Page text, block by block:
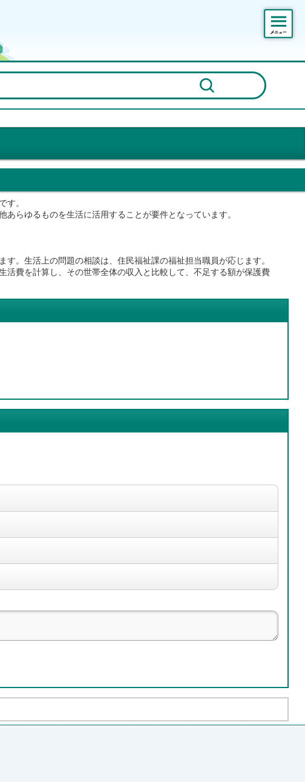
す。
らゆるものを生活に活用することが要件となっています。
。生活上の問題の相談は、住民福祉課の福祉担当職員が応じます。
費を計算し、その世帯全体の収入と比較して、不足する額が保護費